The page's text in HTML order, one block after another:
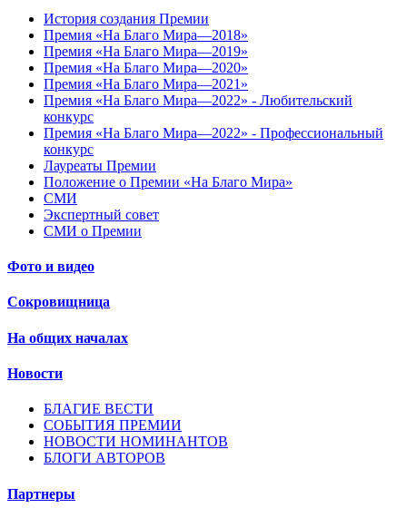
История создания Премии
Премия «На Благо Мира—2018»
Премия «На Благо Мира—2019»
Премия «На Благо Мира—2020»
Премия «На Благо Мира—2021»
Премия «На Благо Мира—2022» - Любительский
конкурс
Премия «На Благо Мира—2022» - Профессиональный
конкурс
Лауреаты Премии
Положение о Премии «На Благо Мира»
СМИ
Экспертный совет
СМИ о Премии
Фото и видео
Сокровищница
На общих началах
Новости
БЛАГИЕ ВЕСТИ
СОБЫТИЯ ПРЕМИИ
НОВОСТИ НОМИНАНТОВ
БЛОГИ АВТОРОВ
Партнеры